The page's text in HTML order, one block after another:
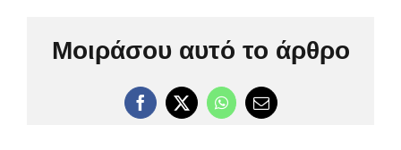
Μοιράσου αυτό το άρθρο
Facebook
X WhatsApp
Email